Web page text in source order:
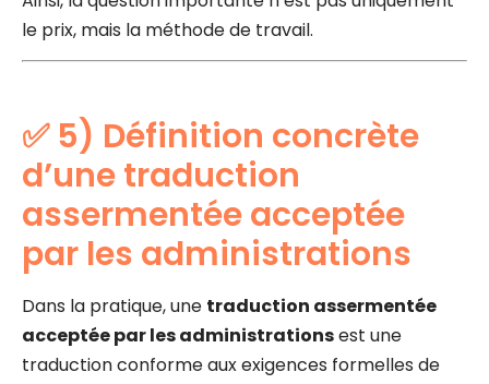
le prix, mais la méthode de travail.
✅ 5) Définition concrète
d’une traduction
assermentée acceptée
par les administrations
Dans la pratique, une traduction assermentée
acceptée par les administrationsest une
traduction conforme aux exigences formelles de